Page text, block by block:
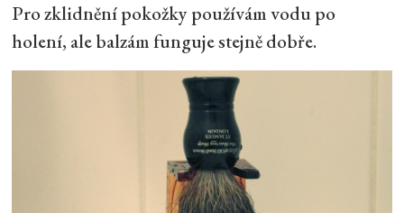
Pro zklidnění pokožky používám vodu po
holení, ale balzám funguje stejně dobře.